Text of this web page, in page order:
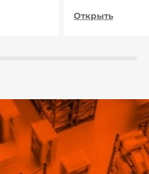
Открыть